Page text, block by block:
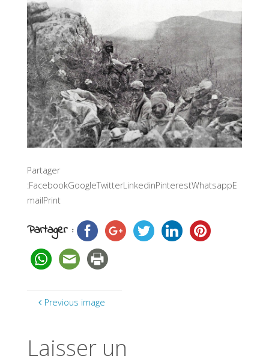
Partager
:FacebookGoogleTwitterLinkedinPinterestWhatsappE
mailPrint
Partager :
Previous image
Laisser un